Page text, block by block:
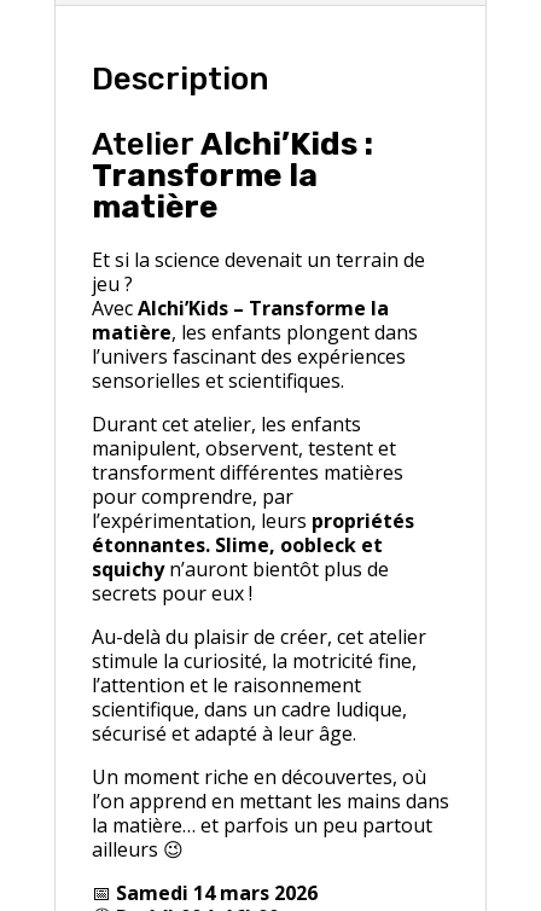
Description
AtelierAlchi’Kids :
Transforme la
matière
Et si la science devenait un terrain de
jeu ?
AvecAlchi’Kids – Transforme la
matière, les enfants plongent dans
l’univers fascinant des expériences
sensorielles et scientifiques.
Durant cet atelier, les enfants
manipulent, observent, testent et
transforment différentes matières
pour comprendre, par
l’expérimentation, leurs propriétés
étonnantes. Slime, oobleck et
squichyn’auront bientôt plus de
secrets pour eux !
Au-delà du plaisir de créer, cet atelier
stimule la curiosité, la motricité fine,
l’attention et le raisonnement
scientifique, dans un cadre ludique,
sécurisé et adapté à leur âge.
Un moment riche en découvertes, où
l’on apprend en mettant les mains dans
la matière… et parfois un peu partout
ailleurs 😉
📅 Samedi 14 mars 2026